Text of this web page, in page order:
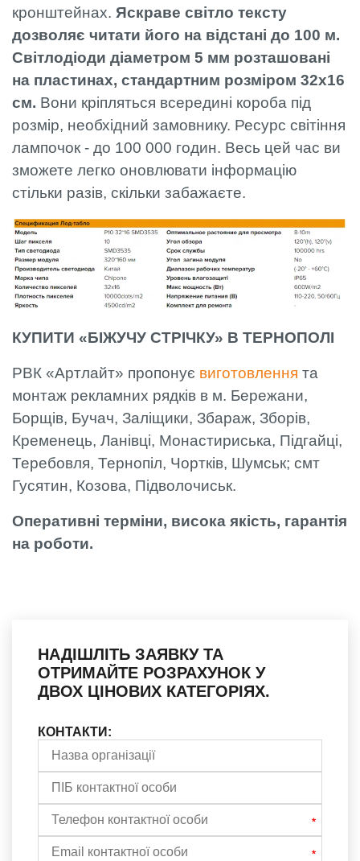
кронштейнах. Яскраве світло тексту
дозволяє читати його на відстані до 100 м.
Світлодіоди діаметром 5 мм розташовані
на пластинах, стандартним розміром 32х16
см. Вони кріпляться всередині короба під
розмір, необхідний замовнику. Ресурс світіння
лампочок - до 100 000 годин. Весь цей час ви
зможете легко оновлювати інформацію
стільки разів, скільки забажаєте.
КУПИТИ «БІЖУЧУ СТРІЧКУ» В ТЕРНОПОЛІ
РВК «Артлайт» пропонує виготовлення та
монтаж рекламних рядків в м. Бережани,
Борщів, Бучач, Заліщики, Збараж, Зборів,
Кременець, Ланівці, Монастириська, Підгайці,
Теребовля, Тернопіл, Чортків, Шумськ; смт
Гусятин, Козова, Підволочиськ.
Оперативні терміни, висока якість, гарантія
на роботи.
НАДІШЛІТЬ ЗАЯВКУ ТА
ОТРИМАЙТЕ РОЗРАХУНОК У
ДВОХ ЦІНОВИХ КАТЕГОРІЯХ.
КОНТАКТИ: